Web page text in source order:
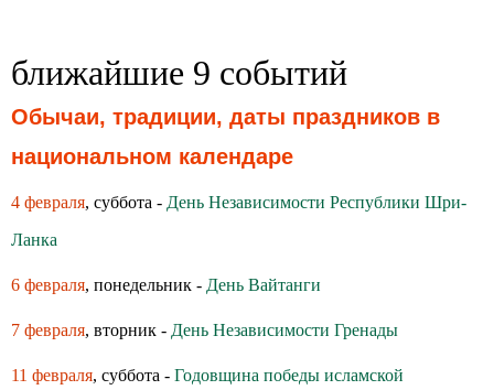
ближайшие 9 событий
Обычаи, традиции, даты праздников в
национальном календаре
4 февраля, суббота - День Независимости Республики Шри-
Ланка
6 февраля, понедельник - День Вайтанги
7 февраля, вторник - День Независимости Гренады
11 февраля, суббота - Годовщина победы исламской